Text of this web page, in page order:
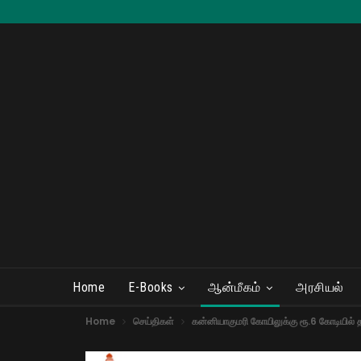
Home E-Books ஆன்மீகம் அரசியல்
Home செய்திகள் கன்னியாகுமரி கோயிலுக்கு ரூ.6